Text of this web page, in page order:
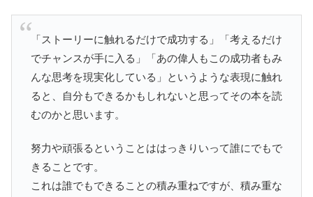
「ストーリーに触れるだけで成功する」「考えるだけ
でチャンスが手に入る」「あの偉人もこの成功者もみ
んな思考を現実化している」というような表現に触れ
ると、自分もできるかもしれないと思ってその本を読
むのかと思います。
努力や頑張るということははっきりいって誰にでもで
きることです。
これは誰でもできることの積み重ねですが、積み重な